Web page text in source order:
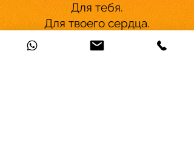
Для тебя.
Для твоего сердца.
Gedankenreise